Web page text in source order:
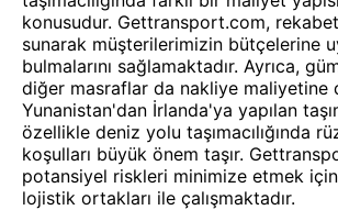
konusudur. Gettransport.com,
sunarak müşterilerimizin bütçelerine
bulmalarını sağlamaktadır. Ayrıca,
diğer masraflar da nakliye maliyetine
Yunanistan'dan İrlanda'ya yapılan
özellikle deniz yolu taşımacılığında
koşulları büyük önem taşır.
potansiyel riskleri minimize etmek
lojistik ortakları ile çalışmaktadır.